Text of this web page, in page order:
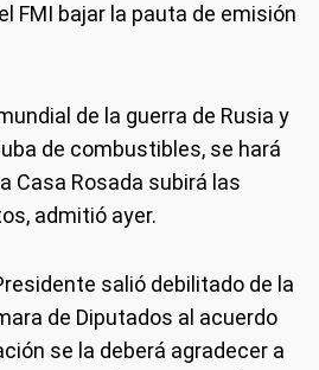
FMI bajar la pauta de emisión
de la guerra de Rusia y
de combustibles, se hará
Casa Rosada subirá las
admitió ayer.
salió debilitado de la
de Diputados al acuerdo
se la deberá agradecer a